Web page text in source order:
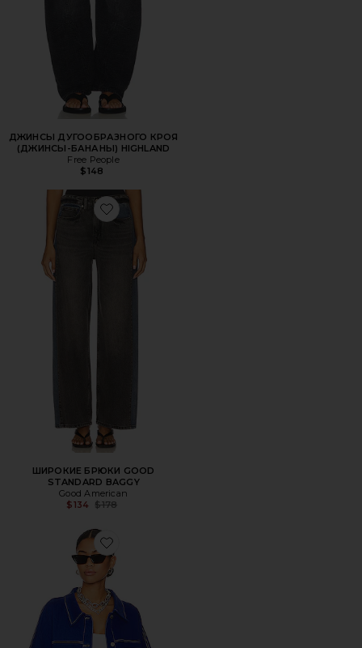
ДЖИНСЫ ДУГООБРАЗНОГО КРОЯ
(ДЖИНСЫ-БАНАНЫ) HIGHLAND
Free People
$148
Favorite ШИРОКИЕ БРЮКИ GOOD STANDARD BAGGY
ШИРОКИЕ БРЮКИ GOOD
STANDARD BAGGY
Good American
$134
Previous price:
$178
Favorite КУРТКА COOPER